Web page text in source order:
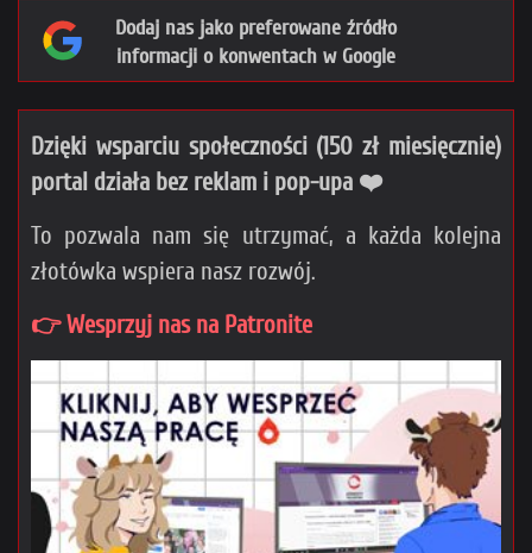
Dodaj nas jako preferowane źródło
informacji o konwentach w Google
Dzięki wsparciu społeczności (150 zł miesięcznie)
portal działa bez reklam i pop-upa ❤️
To pozwala nam się utrzymać, a każda kolejna
złotówka wspiera nasz rozwój.
👉 Wesprzyj nas na Patronite